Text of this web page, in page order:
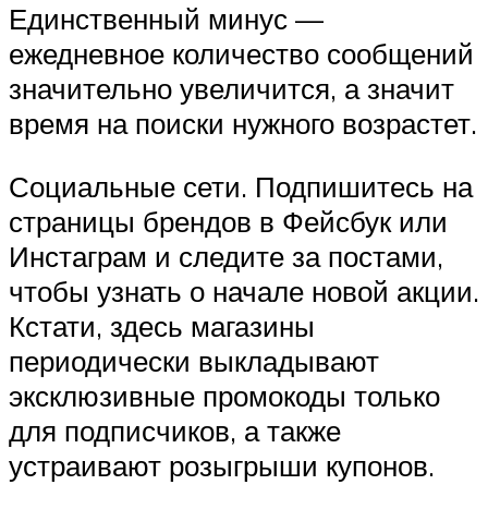
Единственный минус —
ежедневное количество сообщений
значительно увеличится, а значит
время на поиски нужного возрастет.
Социальные сети. Подпишитесь на
страницы брендов в Фейсбук или
Инстаграм и следите за постами,
чтобы узнать о начале новой акции.
Кстати, здесь магазины
периодически выкладывают
эксклюзивные промокоды только
для подписчиков, а также
устраивают розыгрыши купонов.